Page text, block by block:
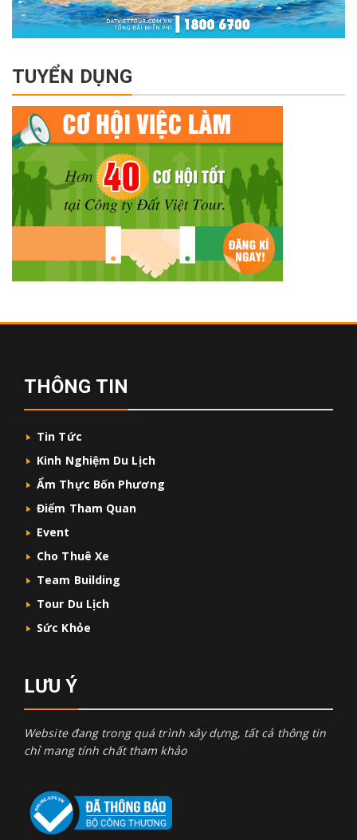
TUYỂN DỤNG
THÔNG TIN
Tin Tức
Kinh Nghiệm Du Lịch
Ẩm Thực Bốn Phương
Điểm Tham Quan
Event
Cho Thuê Xe
Team Building
Tour Du Lịch
Sức Khỏe
LƯU Ý
Website đang trong quá trình xây dựng, tất cả thông tin
chỉ mang tính chất tham khảo